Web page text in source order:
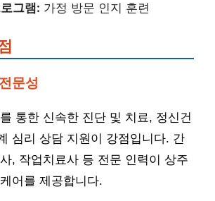
그램: 가정 방문 인지 훈련
문성
통한 신속한 진단 및 치료, 정신건
심리 상담 지원이 강점입니다. 간
, 작업치료사 등 전문 인력이 상주
어를 제공합니다.